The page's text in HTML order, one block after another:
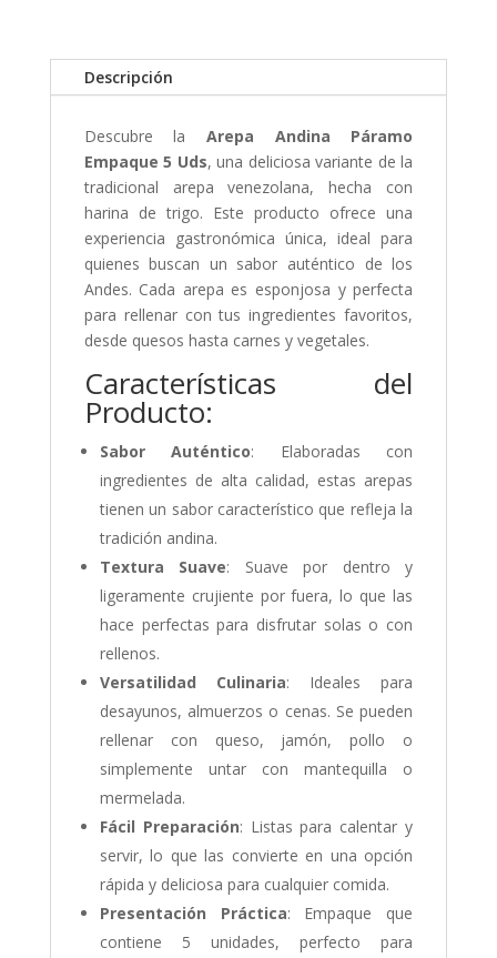
Descripción
Descubre la Arepa Andina Páramo
Empaque 5 Uds, una deliciosa variante de la
tradicional arepa venezolana, hecha con
harina de trigo. Este producto ofrece una
experiencia gastronómica única, ideal para
quienes buscan un sabor auténtico de los
Andes. Cada arepa es esponjosa y perfecta
para rellenar con tus ingredientes favoritos,
desde quesos hasta carnes y vegetales.
Características del
Producto:
Sabor Auténtico: Elaboradas con
ingredientes de alta calidad, estas arepas
tienen un sabor característico que refleja la
tradición andina.
Textura Suave: Suave por dentro y
ligeramente crujiente por fuera, lo que las
hace perfectas para disfrutar solas o con
rellenos.
Versatilidad Culinaria: Ideales para
desayunos, almuerzos o cenas. Se pueden
rellenar con queso, jamón, pollo o
simplemente untar con mantequilla o
mermelada.
Fácil Preparación: Listas para calentar y
servir, lo que las convierte en una opción
rápida y deliciosa para cualquier comida.
Presentación Práctica: Empaque que
contiene 5 unidades, perfecto para